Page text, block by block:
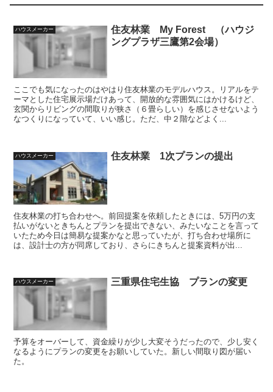
ハウスメーカー
住友林業 My Forest （ハウジ
ングプラザ三鷹第2会場）
ここでも気になったのはやはり住友林業のモデルハウス。リアルをテ
ーマとした住宅展示場だけあって、開放的な雰囲気にはかけるけど、
玄関からリビングの間取りが狭さ（６畳らしい）を感じさせないよう
なつくりになっていて、いい感じ。ただ、中２階などよく...
ハウスメーカー 住友林業 1次プランの提出
住友林業の打ち合わせへ。前回提案を依頼したときには、5万円の支
払いがないときちんとプランを提出できない、みたいなことを言って
いたため今日は簡易な提案かなと思っていたが、打ち合わせ場所に
は、設計士の方が同席しており、さらにきちんと提案資料が出...
ハウスメーカー 三重県住宅生協 プランの変更
予算をオーバーして、資金繰りが少し大変そうだったので、少し安く
なるようにプランの変更をお願いしていた。新しい間取り図が届い
た。